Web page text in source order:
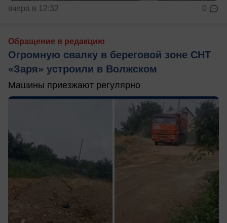
вчера в 12:32 0
Обращение в редакцию
Огромную свалку в береговой зоне СНТ
«Заря» устроили в Волжском
Машины приезжают регулярно